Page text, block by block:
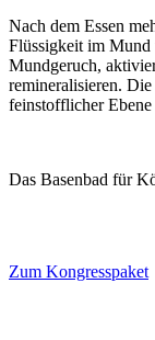
Nach dem Essen
Flüssigkeit im Mund
Mundgeruch,
remineralisieren.
feinstofflicher
Das Basenbad für
Zum Kongresspaket